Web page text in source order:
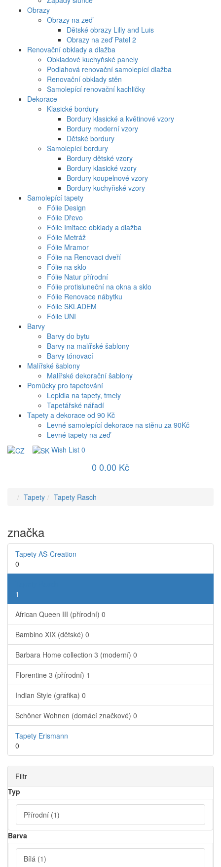
Obrazy
Obrazy na zeď
Dětské obrazy Lilly and Luis
Obrazy na zeď Patel 2
Renovační obklady a dlažba
Obkladové kuchyňské panely
Podlahová renovační samolepící dlažba
Renovační obklady stěn
Samolepící renovační kachličky
Dekorace
Klasické bordury
Bordury klasické a květinové vzory
Bordury moderní vzory
Dětské bordury
Samolepící bordury
Bordury dětské vzory
Bordury klasické vzory
Bordury koupelnové vzory
Bordury kuchyňské vzory
Samolepící tapety
Fólie Design
Fólie Dřevo
Fólie Imitace obklady a dlažba
Fólie Metráž
Fólie Mramor
Fólie na Renovaci dveří
Fólie na sklo
Fólie Natur přírodní
Fólie protisluneční na okna a sklo
Fólie Renovace nábytku
Fólie SKLADEM
Fólie UNI
Barvy
Barvy do bytu
Barvy na malířské šablony
Barvy tónovací
Malířské šablony
Malířské dekorační šablony
Pomůcky pro tapetování
Lepidla na tapety, tmely
Tapetářské nářadí
Tapety a dekorace od 90 Kč
Levné samolepící dekorace na stěnu za 90Kč
Levné tapety na zeď
Wish List 0
0 0.00 Kč
Tapety Tapety Rasch
značka
Tapety AS-Creation
0
1
African Queen III (přírodní) 0
Bambino XIX (dětské) 0
Barbara Home collection 3 (moderní) 0
Florentine 3 (přírodní) 1
Indian Style (grafika) 0
Schöner Wohnen (domácí značkové) 0
Tapety Erismann
0
Filtr
Typ
Přírodní (1)
Barva
Bílá (1)